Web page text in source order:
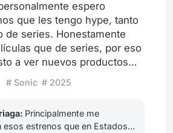
espero
que les tengo hype, tanto
de series. Honestamente
que de series, por eso
a ver nuevos productos
tanto en Netflix como
# Sonic # 2025
Principalmente me
esos estrenos que en Estados